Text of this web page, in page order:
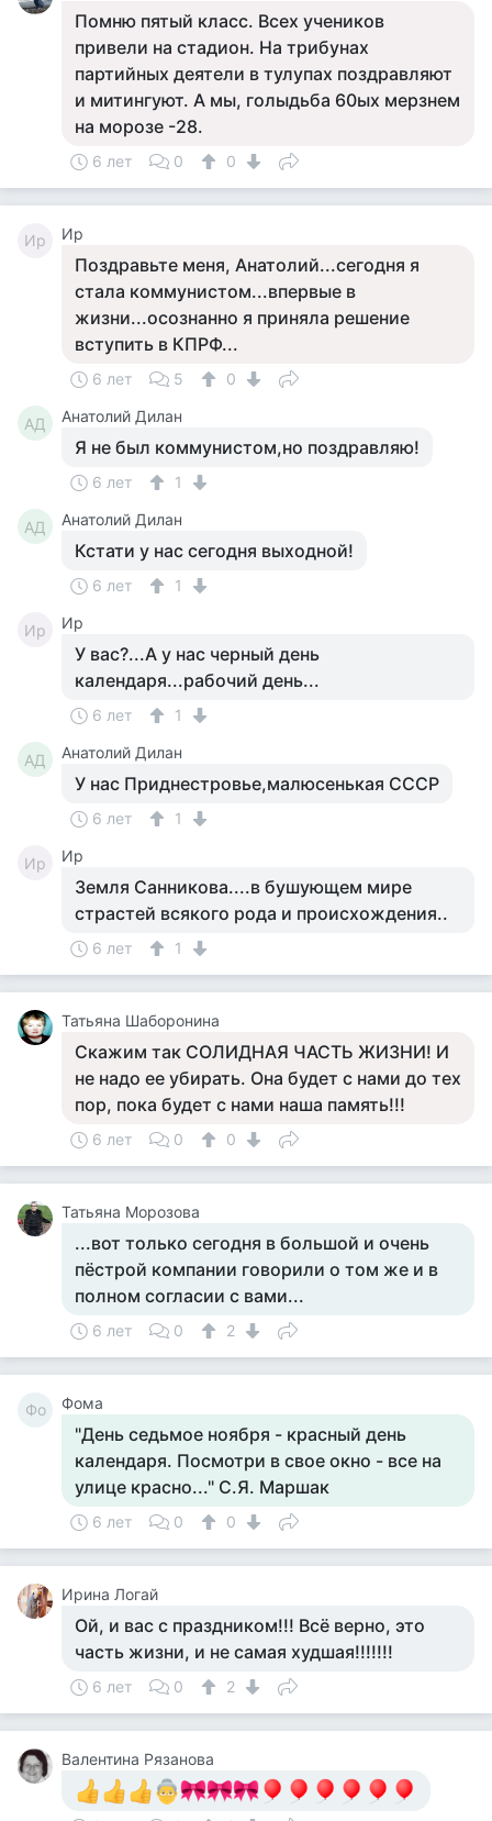
Помню пятый класс. Всех учеников
привели на стадион. На трибунах
партийных деятели в тулупах поздравляют
и митингуют. А мы, голыдьба 60ых мерзнем
на морозе -28.
6 лет 0 0
Ир Ир
Поздравьте меня, Анатолий...сегодня я
стала коммунистом...впервые в
жизни...осознанно я приняла решение
вступить в КПРФ...
6 лет 5 0
АД Анатолий Дилан
Я не был коммунистом,но поздравляю!
6 лет 1
АД Анатолий Дилан
Кстати у нас сегодня выходной!
6 лет 1
Ир Ир
У вас?...А у нас черный день
календаря...рабочий день...
6 лет 1
АД Анатолий Дилан
У нас Приднестровье,малюсенькая СССР
6 лет 1
Ир Ир
Земля Санникова....в бушующем мире
страстей всякого рода и происхождения..
6 лет 1
Татьяна Шаборонина
Скажим так СОЛИДНАЯ ЧАСТЬ ЖИЗНИ! И
не надо ее убирать. Она будет с нами до тех
пор, пока будет с нами наша память!!!
6 лет 0 0
Татьяна Морозова
...вот только сегодня в большой и очень
пёстрой компании говорили о том же и в
полном согласии с вами...
6 лет 0 2
Фо Фома
"День седьмое ноября - красный день
календаря. Посмотри в свое окно - все на
улице красно..." С.Я. Маршак
6 лет 0 0
Ирина Логай
Ой, и вас с праздником!!! Всё верно, это
часть жизни, и не самая худшая!!!!!!!
6 лет 0 2
Валентина Рязанова